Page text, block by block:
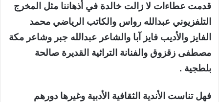
قدمت عطاءات لا زالت خالدة في أذهاننا مثل المخرج
التلفزيوني عبدالله رواس والكاتب الرياضي محمد
الفايز والأديب فايز آبا والشاعر عبدالله جبر وشاعر مكة
مصطفى زقزوق والفنانة التراثية القديرة صالحة
بلطجية .
فهل تناست الأندية الثقافية الأدبية وغيرها دورهم